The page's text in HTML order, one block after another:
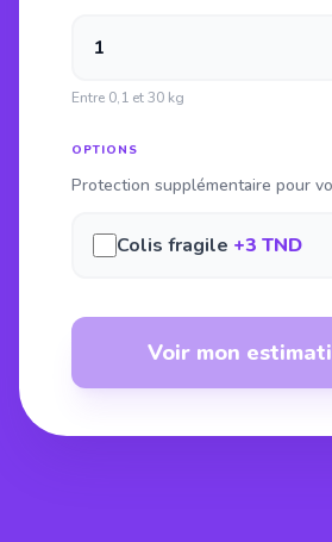
Entre 0,1 et 30 kg
OPTIONS
Protection supplémentaire pour
Colis fragile +3 TND
Voir mon